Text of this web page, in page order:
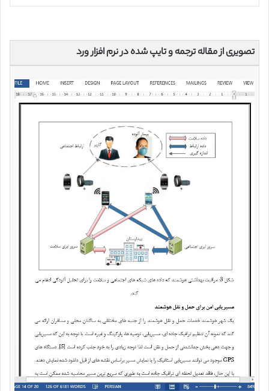
تصویری از مقاله ترجمه و تایپ شده در نرم افزار ورد